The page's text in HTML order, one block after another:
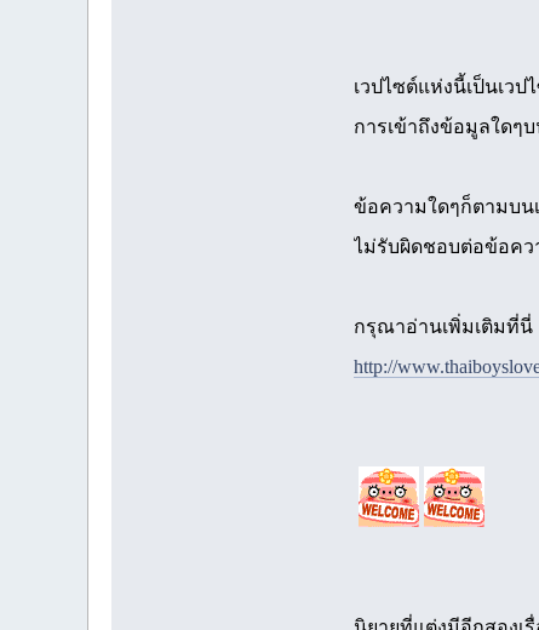
เวปไซต์แห่งนี้เป็นเว
การเข้าถึงข้อมูลใดๆ
ข้อความใดๆก็ตามบน
ไม่รับผิดชอบต่อข้อค
กรุณาอ่านเพิ่มเติมที่นี่
http://